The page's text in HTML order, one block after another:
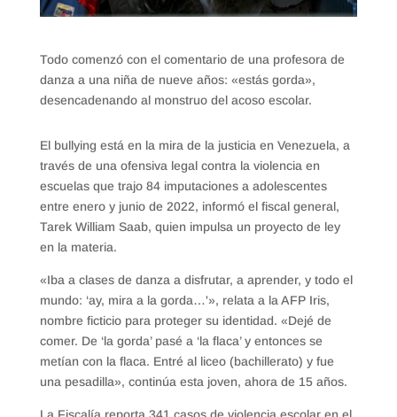
Todo comenzó con el comentario de una profesora de
danza a una niña de nueve años: «estás gorda»,
desencadenando al monstruo del acoso escolar.
El bullying está en la mira de la justicia en Venezuela, a
través de una ofensiva legal contra la violencia en
escuelas que trajo 84 imputaciones a adolescentes
entre enero y junio de 2022, informó el fiscal general,
Tarek William Saab, quien impulsa un proyecto de ley
en la materia.
«Iba a clases de danza a disfrutar, a aprender, y todo el
mundo: ‘ay, mira a la gorda…'», relata a la AFP Iris,
nombre ficticio para proteger su identidad. «Dejé de
comer. De ‘la gorda’ pasé a ‘la flaca’ y entonces se
metían con la flaca. Entré al liceo (bachillerato) y fue
una pesadilla», continúa esta joven, ahora de 15 años.